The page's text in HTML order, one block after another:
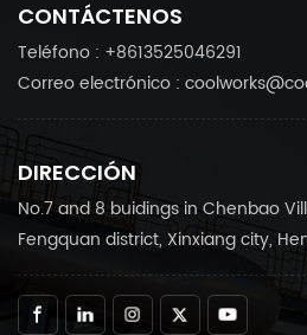
CONTÁCTENOS
Teléfono : +8613525046291
Correo electrónico :
DIRECCIÓN
No.7 and 8 buidings in Chenbao
Fengquan district, Xinxiang city,